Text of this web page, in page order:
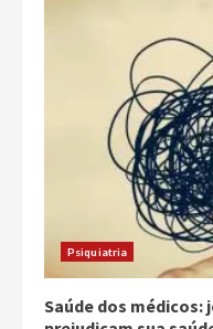
Psiquiatria
Saúde dos médicos: